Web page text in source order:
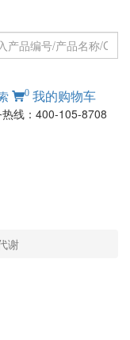
0 我的购物车
热线：400-105-8708
谢